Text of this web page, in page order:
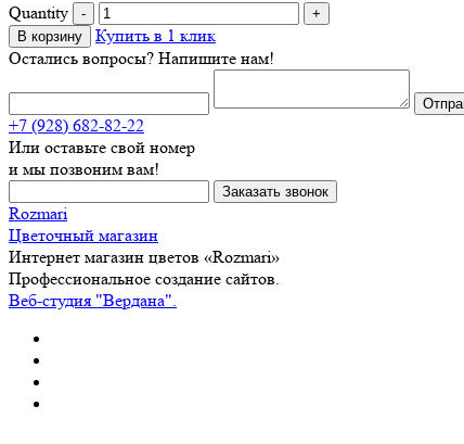
Quantity
В корзину
Купить в 1 клик
Остались вопросы? Напишите нам!
+7 (928) 682-82-22
Или оставьте свой номер
и мы позвоним вам!
Rozmari
Цветочный магазин
Интернет магазин цветов «Rozmari»
Профессиональное создание сайтов.
Веб-студия "Вердана".